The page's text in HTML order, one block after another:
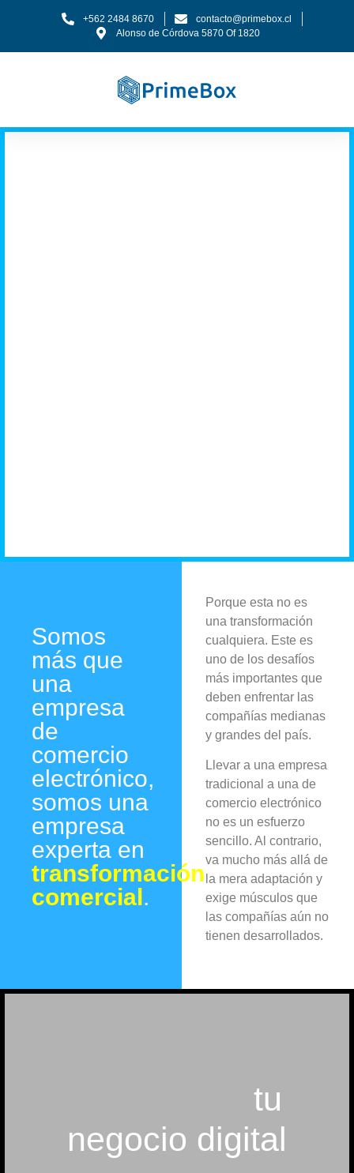
+562 2484 8670
contacto@primebox.cl
Alonso de Córdova 5870 Of 1820
Somos
más que
una
empresa
de
comercio
electrónico,
somos una
empresa
experta en
transformación
comercial.
Porque esta no es
una transformación
cualquiera. Este es
uno de los desafíos
más importantes que
deben enfrentar las
compañías medianas
y grandes del país.
Llevar a una empresa
tradicional a una de
comercio electrónico
no es un esfuerzo
sencillo. Al contrario,
va mucho más allá de
la mera adaptación y
exige músculos que
las compañías aún no
tienen desarrollados.
tu
negocio digital